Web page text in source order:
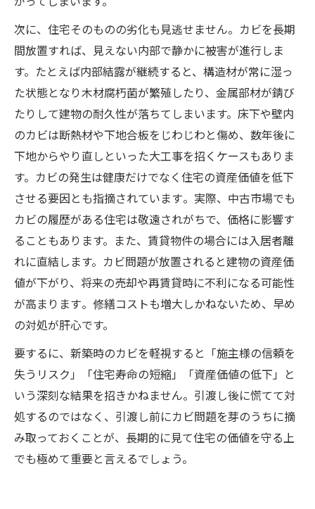
次に、住宅そのものの劣化も見逃せません。カビを長期
間放置すれば、見えない内部で静かに被害が進行しま
す。たとえば内部結露が継続すると、構造材が常に湿っ
た状態となり木材腐朽菌が繁殖したり、金属部材が錆び
たりして建物の耐久性が落ちてしまいます。床下や壁内
のカビは断熱材や下地合板をじわじわと傷め、数年後に
下地からやり直しといった大工事を招くケースもありま
す。カビの発生は健康だけでなく住宅の資産価値を低下
させる要因とも指摘されています​。実際、中古市場でも
カビの履歴がある住宅は敬遠されがちで、価格に影響す
ることもあります。また、賃貸物件の場合には入居者離
れに直結します。カビ問題が放置されると建物の資産価
値が下がり、将来の売却や再賃貸時に不利になる可能性
が高まります​。修繕コストも増大しかねないため、早め
の対処が肝心です。
要するに、新築時のカビを軽視すると「施主様の信頼を
失うリスク」「住宅寿命の短縮」「資産価値の低下」と
いう深刻な結果を招きかねません。引渡し後に慌てて対
処するのではなく、引渡し前にカビ問題を芽のうちに摘
み取っておくことが、長期的に見て住宅の価値を守る上
でも極めて重要と言えるでしょう。